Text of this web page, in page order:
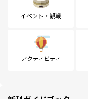
イベント・観戦
アクティビティ